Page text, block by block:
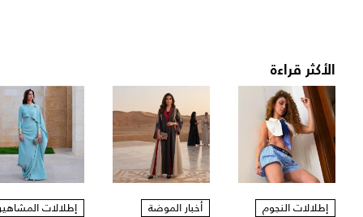
الأكثر قراءة
إطلالات النجوم أخبار الموضة إطلالات